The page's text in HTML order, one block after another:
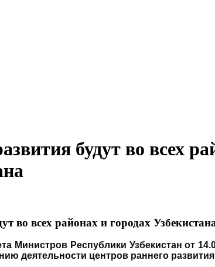
будут во всех
во всех районах и городах
Министров Республики Узбекистан от
деятельности центров раннего